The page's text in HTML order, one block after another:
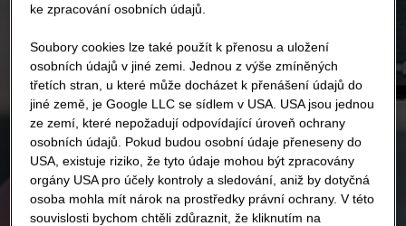
ke zpracování osobních údajů.
Soubory cookies lze také použít k přenosu a uložení
osobních údajů v jiné zemi. Jednou z výše zmíněných
třetích stran, u které může docházet k přenášení údajů do
jiné země, je Google LLC se sídlem v USA. USA jsou jednou
ze zemí, které nepožadují odpovídající úroveň ochrany
osobních údajů. Pokud budou osobní údaje přeneseny do
USA, existuje riziko, že tyto údaje mohou být zpracovány
orgány USA pro účely kontroly a sledování, aniž by dotyčná
osoba mohla mít nárok na prostředky právní ochrany. V této
souvislosti bychom chtěli zdůraznit, že kliknutím na